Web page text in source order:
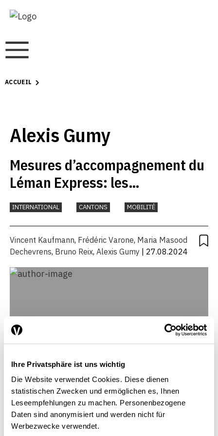
Ihre Privatsphäre ist uns wichtig
Die Website verwendet Cookies. Diese dienen
statistischen Zwecken und ermöglichen es, Ihnen
Leseempfehlungen zu machen. Personenbezogene
Daten sind anonymisiert und werden nicht für
Werbezwecke verwendet.
ACCUEIL
Alexis Gumy
Mesures d’accompagnement du
Léman Express: les
enseignements d’un audit
transfrontalier
INTERNATIONAL CANTONS MOBILITÉ
Vincent Kaufmann, Frédéric Varone, Maria Masood
Dechevrens, Bruno Reix, Alexis Gumy | 27.08.2024
Alexis Gumy